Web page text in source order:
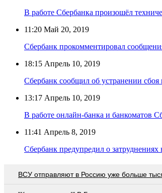
В работе Сбербанка произошёл
11:20 Май 20, 2019
Сбербанк прокомментировал
18:15 Апрель 10, 2019
Сбербанк сообщил об устранении сбоя
13:17 Апрель 10, 2019
В работе онлайн-банка и банкоматов
11:41 Апрель 8, 2019
Сбербанк предупредил о
ВСУ отправляют в Россию уже больше